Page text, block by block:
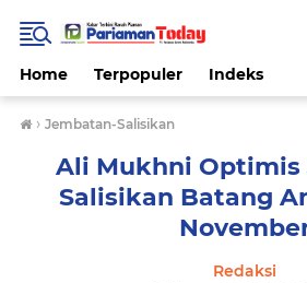
Home Terpopuler Indeks
› Jembatan-Salisikan
Ali Mukhni Optimis
Salisikan Batang
Redaksi